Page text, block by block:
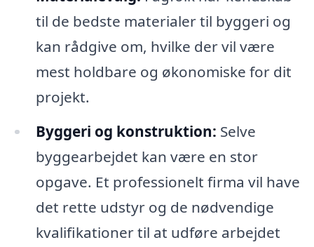
til de bedste materialer til byggeri og
kan rådgive om, hvilke der vil være
mest holdbare og økonomiske for dit
projekt.
Byggeri og konstruktion: Selve
byggearbejdet kan være en stor
opgave. Et professionelt firma vil have
det rette udstyr og de nødvendige
kvalifikationer til at udføre arbejdet